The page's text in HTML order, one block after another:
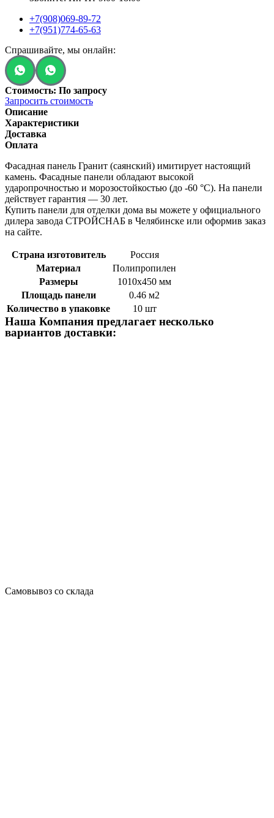
+7(908)069-89-72
+7(951)774-65-63
Спрашивайте, мы онлайн:
Стоимость: По запросу
Запросить стоимость
Описание
Характеристики
Доставка
Оплата
Фасадная панель Гранит (саянский) имитирует настоящий
камень. Фасадные панели обладают высокой
ударопрочностью и морозостойкостью (до -60 °C). На панели
действует гарантия — 30 лет.
Купить панели для отделки дома вы можете у официального
дилера завода СТРОЙСНАБ в Челябинске или оформив заказ
на сайте.
Страна изготовитель
Россия
Материал
Полипропилен
Размеры
1010х450 мм
Площадь панели
0.46 м2
Количество в упаковке
10 шт
Наша Компания предлагает несколько
вариантов доставки:
Самовывоз со склада